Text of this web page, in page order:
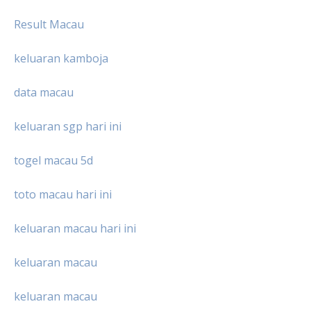
Result Macau
keluaran kamboja
data macau
keluaran sgp hari ini
togel macau 5d
toto macau hari ini
keluaran macau hari ini
keluaran macau
keluaran macau